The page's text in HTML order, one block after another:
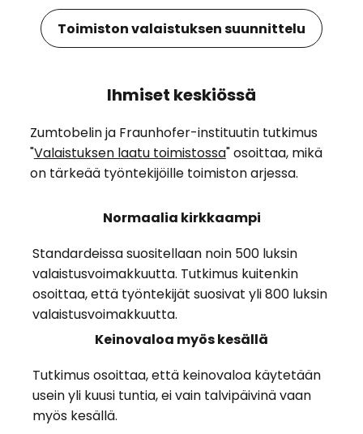
Toimiston valaistuksen suunnittelu
Ihmiset keskiössä
Zumtobelin ja Fraunhofer-instituutin tutkimus
"Valaistuksen laatu toimistossa" osoittaa, mikä
on tärkeää työntekijöille toimiston arjessa.
Normaalia kirkkaampi
Standardeissa suositellaan noin 500 luksin
valaistusvoimakkuutta. Tutkimus kuitenkin
osoittaa, että työntekijät suosivat yli 800 luksin
valaistusvoimakkuutta.
Keinovaloa myös kesällä
Tutkimus osoittaa, että keinovaloa käytetään
usein yli kuusi tuntia, ei vain talvipäivinä vaan
myös kesällä.